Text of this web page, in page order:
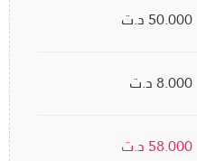
50.000 د.ت
8.000 د.ت
58.000 د.ت